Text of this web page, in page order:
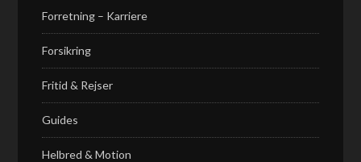
Forretning – Karriere
Forsikring
Fritid & Rejser
Guides
Helbred & Motion